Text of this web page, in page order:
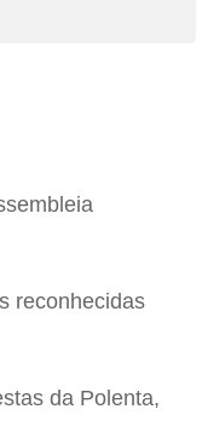
reconhecidas
da Polenta,